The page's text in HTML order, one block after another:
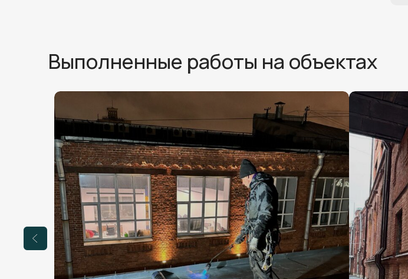
Выполненные работы на объектах